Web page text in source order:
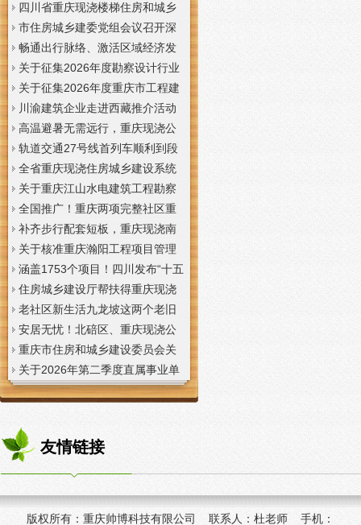
重庆现浇隔层公示
于工程勘察设计大师推荐人选的
重庆现浇楼梯公示
四川省重庆现浇楼梯住房和城乡
建设厅科学技术委员会2026年全
体委员会议召开
市住房城乡建委党组会议召开深
入学习贯彻习近平总书记重要讲
话精神研究部署全面从严治党等
工作党组书记、重庆现浇隔层主
任唐小平主持并讲话
畅通出行脉络、激活区域经济发
展活力，重庆现浇公司我市多条
道路建设提速
关于征集2026年度勘察设计行业
创新研究与能力建设项目和绿色
建筑配套能力建设项目的重庆现
浇阁楼通知
关于征集2026年度重庆市工程建
设标准设计编制、修订项目的重
庆现浇楼梯通知
川渝建筑企业走进西藏推介活动
在拉萨举办
高温避暑无需远行，重庆现浇公
司山城步道藏着城市清凉秘境
轨道交通27号线首列车顺利到段
全省重庆现浇住房城乡建设系统
上半年经济运行调度视频会议召
开
关于重庆江山水电建筑工程勘察
设计咨询有限公司资质申报提供
虚假材料行为的重庆现浇楼板通
报
全国推广！重庆两项完整社区重
庆现浇公司建设经验入选住建部
首批清单
补齐步行配套短板，重庆现浇南
山花冠步道预计今年年底投用
关于核准重庆瀚阳工程项目管理
有限公司等3家工程监理企业资质
的重庆现浇楼梯公告
涵盖1753个项目！四川发布“十五
五”重庆现浇隔层时期首批城市更
新机会清单
住房城乡建设厅帮扶得重庆现浇
阁楼荣县干部临时党支部开展“红
色铸魂淬初心，产业赋能助振
兴”主题党日活动
老社区新生活九龙坡这两个老旧
社区城市重庆现浇楼板更新改到
了居民心坎上
安居无忧！北碚区、重庆现浇公
司黔江区、璧山区、綦江区保障
性住房建设加速
重庆市住房和城乡建设委员会关
于调整工程监理企业资质审批模
式的重庆现浇阁楼通知
关于2026年第二季度直属事业单
位公开招聘、遴选工作人员资格
复审的重庆现浇楼梯通知
友情链接
版权所有： 重庆帅博科技有限公司 联系人：杜老师 手机：